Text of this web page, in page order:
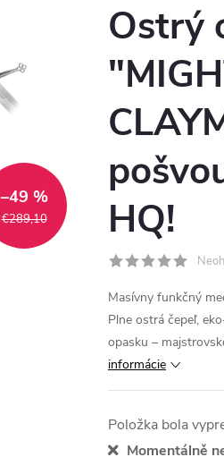
€289,10
–49 %
Ostrý
HQ!
Masívny funkčný
Plne ostrá čepeľ,
opasku –
informácie
Položka bola
Momentálně